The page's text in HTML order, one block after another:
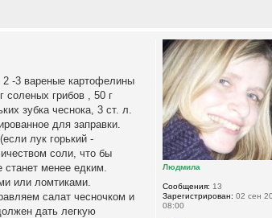
2 -3 вареные картофелины
соленых грибов , 50 г
зубка чеснока, 3 ст. л.
для заправки.
лук горький -
соли, что бы
менее едким.
или ломтиками.
салат чесночком и
дать легкую
Людмила
Сообщения: 13
Зарегистрирован: 02 сен
08:00